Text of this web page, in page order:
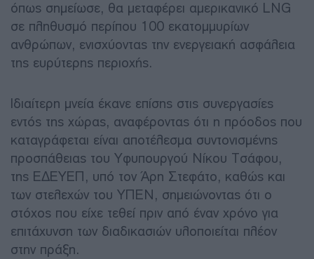
όπως σημείωσε, θα μεταφέρει αμερικανικό LNG
σε πληθυσμό περίπου 100 εκατομμυρίων
ανθρώπων, ενισχύοντας την ενεργειακή ασφάλεια
της ευρύτερης περιοχής.
Ιδιαίτερη μνεία έκανε επίσης στις συνεργασίες
εντός της χώρας, αναφέροντας ότι η πρόοδος που
καταγράφεται είναι αποτέλεσμα συντονισμένης
προσπάθειας του Υφυπουργού Νίκου Τσάφου,
της ΕΔΕΥΕΠ, υπό τον Άρη Στεφάτο, καθώς και
των στελεχών του ΥΠΕΝ, σημειώνοντας ότι ο
στόχος που είχε τεθεί πριν από έναν χρόνο για
επιτάχυνση των διαδικασιών υλοποιείται πλέον
στην πράξη.